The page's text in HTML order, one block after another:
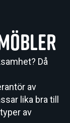
Då
av
lika bra till
av